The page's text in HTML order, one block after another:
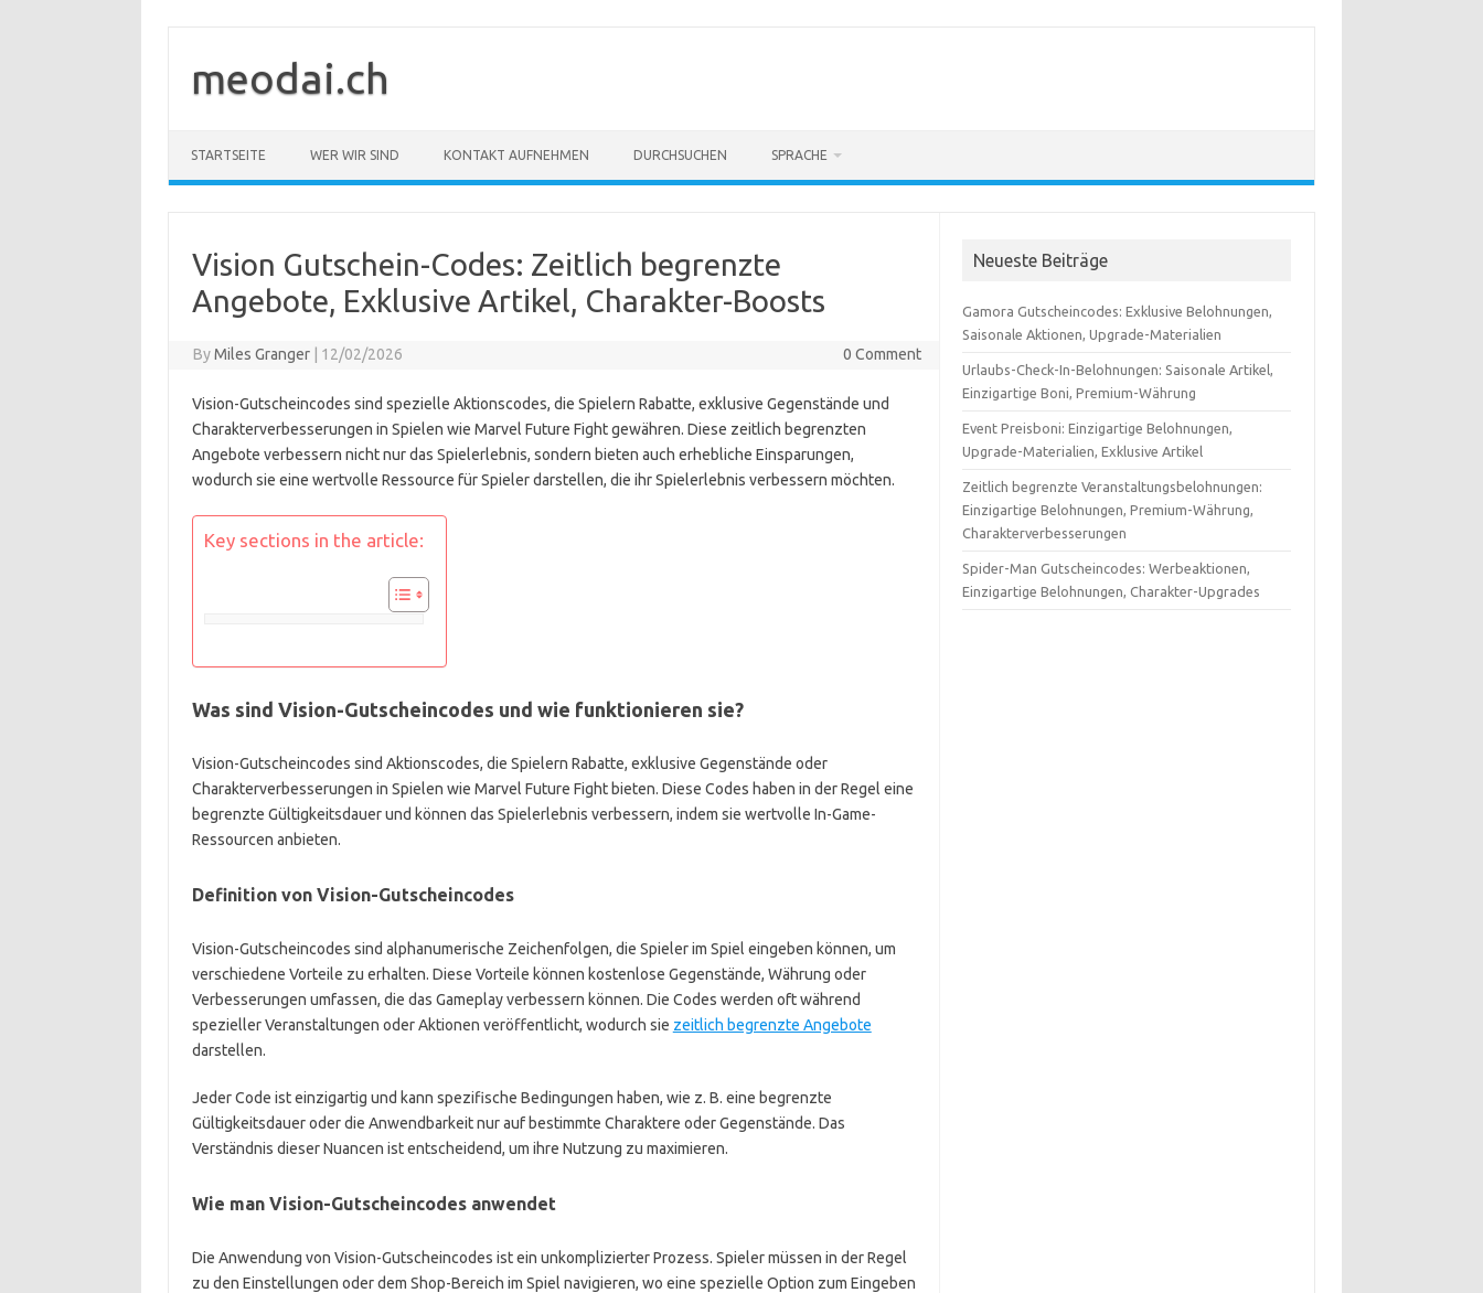
meodai.ch
STARTSEITE WER WIR SIND KONTAKT AUFNEHMEN DURCHSUCHEN SPRACHE
Vision Gutschein-Codes: Zeitlich begrenzte
Angebote, Exklusive Artikel, Charakter-Boosts
ByMiles Granger 12/02/2026 0 Comment
Vision-Gutscheincodes sind spezielle Aktionscodes, die Spielern Rabatte, exklusive Gegenstände und
Charakterverbesserungen in Spielen wie Marvel Future Fight gewähren. Diese zeitlich begrenzten
Angebote verbessern nicht nur das Spielerlebnis, sondern bieten auch erhebliche Einsparungen,
wodurch sie eine wertvolle Ressource für Spieler darstellen, die ihr Spielerlebnis verbessern möchten.
Key sections in the article:
Was sind Vision-Gutscheincodes und wie funktionieren sie?
Vision-Gutscheincodes sind Aktionscodes, die Spielern Rabatte, exklusive Gegenstände oder
Charakterverbesserungen in Spielen wie Marvel Future Fight bieten. Diese Codes haben in der Regel eine
begrenzte Gültigkeitsdauer und können das Spielerlebnis verbessern, indem sie wertvolle In-Game-
Ressourcen anbieten.
Definition von Vision-Gutscheincodes
Vision-Gutscheincodes sind alphanumerische Zeichenfolgen, die Spieler im Spiel eingeben können, um
verschiedene Vorteile zu erhalten. Diese Vorteile können kostenlose Gegenstände, Währung oder
Verbesserungen umfassen, die das Gameplay verbessern können. Die Codes werden oft während
spezieller Veranstaltungen oder Aktionen veröffentlicht, wodurch sie zeitlich begrenzte Angebote
darstellen.
Jeder Code ist einzigartig und kann spezifische Bedingungen haben, wie z. B. eine begrenzte
Gültigkeitsdauer oder die Anwendbarkeit nur auf bestimmte Charaktere oder Gegenstände. Das
Verständnis dieser Nuancen ist entscheidend, um ihre Nutzung zu maximieren.
Wie man Vision-Gutscheincodes anwendet
Die Anwendung von Vision-Gutscheincodes ist ein unkomplizierter Prozess. Spieler müssen in der Regel
zu den Einstellungen oder dem Shop-Bereich im Spiel navigieren, wo eine spezielle Option zum Eingeben
Neueste Beiträge
Gamora Gutscheincodes: Exklusive Belohnungen,
Saisonale Aktionen, Upgrade-Materialien
Urlaubs-Check-In-Belohnungen: Saisonale Artikel,
Einzigartige Boni, Premium-Währung
Event Preisboni: Einzigartige Belohnungen,
Upgrade-Materialien, Exklusive Artikel
Zeitlich begrenzte Veranstaltungsbelohnungen:
Einzigartige Belohnungen, Premium-Währung,
Charakterverbesserungen
Spider-Man Gutscheincodes: Werbeaktionen,
Einzigartige Belohnungen, Charakter-Upgrades